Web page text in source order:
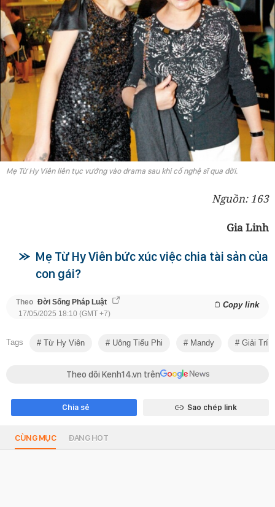
Mẹ Từ Hy Viên liên tục vướng vào drama sau khi cố nghệ sĩ qua đời.
Nguồn: 163
Gia Linh
Mẹ Từ Hy Viên bức xúc việc chia tài sản của
con gái?
Theo Đời Sống Pháp Luật Copy link
17/05/2025 18:10 (GMT +7)
Tags Từ Hy Viên Uông Tiểu Phi Mandy Giải Trí
Theo dõi Kenh14.vn trên
Chia sẻ Sao chép link
CÙNG MỤC ĐANG HOT